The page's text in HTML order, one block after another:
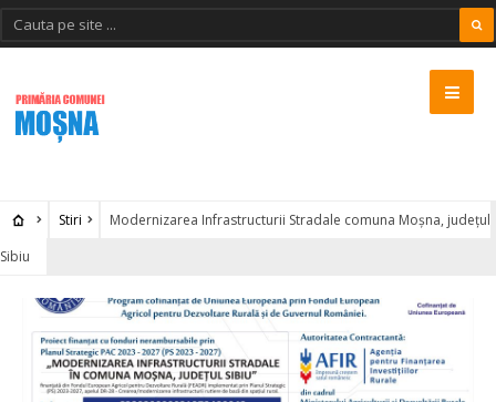
Stiri
Modernizarea Infrastructurii Stradale comuna Moșna, județul
Sibiu